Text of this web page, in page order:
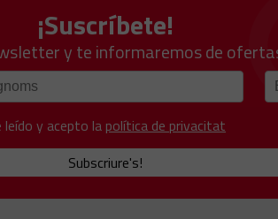
¡Suscríbete!
y te informaremos de
leído y acepto la política de privacitat
Subscriure's!